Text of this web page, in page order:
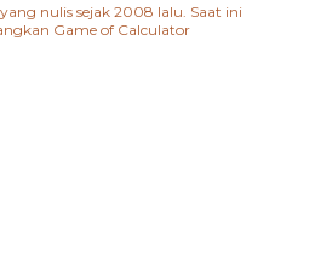
nulis sejak 2008 lalu. Saat ini
Game of Calculator